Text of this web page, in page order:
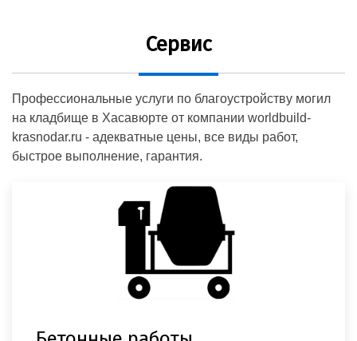
Сервис
Профессиональные услуги по благоустройству могил
на кладбище в Хасавюрте от компании worldbuild-
krasnodar.ru - адекватные цены, все виды работ,
быстрое выполнение, гарантия.